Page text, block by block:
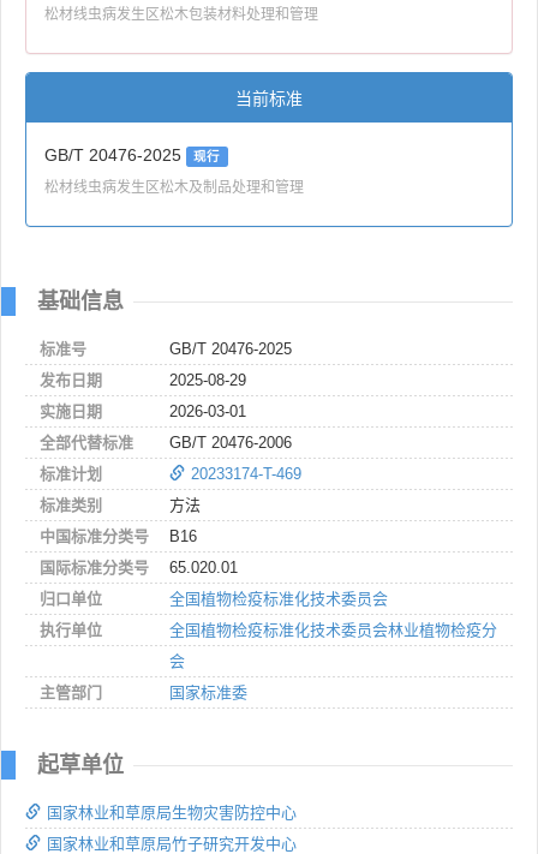
松材线虫病发生区松木包装材料处理和管理
当前标准
GB/T 20476-2025 现行
松材线虫病发生区松木及制品处理和管理
基础信息
标准号
GB/T 20476-2025
发布日期
2025-08-29
实施日期
2026-03-01
全部代替标准
GB/T 20476-2006
标准计划
20233174-T-469
标准类别
方法
中国标准分类号
B16
国际标准分类号
65.020.01
归口单位
全国植物检疫标准化技术委员会
执行单位
全国植物检疫标准化技术委员会林业植物检疫分
会
主管部门
国家标准委
起草单位
国家林业和草原局生物灾害防控中心
国家林业和草原局竹子研究开发中心